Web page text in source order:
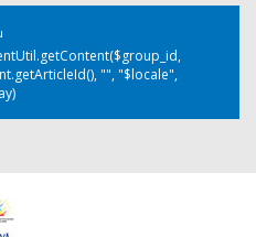
"", "$locale",